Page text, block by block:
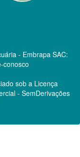
- Embrapa SAC:
conosco
sob a Licença
- SemDerivações